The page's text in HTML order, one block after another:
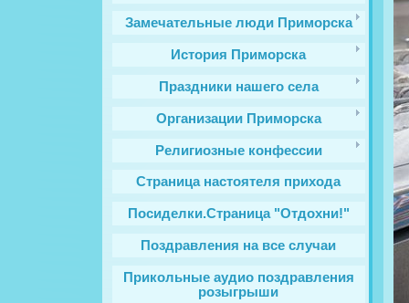
Замечательные люди Приморска
История Приморска
Праздники нашего села
Организации Приморска
Религиозные конфессии
Cтраница настоятеля прихода
Посиделки.Страница "Отдохни!"
Поздравления на все случаи
Прикольные аудио поздравления
розыгрыши